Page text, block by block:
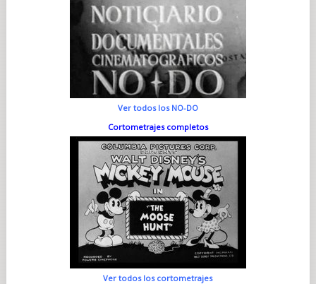
Ver todos los NO-DO
Cortometrajes completos
Ver todos los cortometrajes